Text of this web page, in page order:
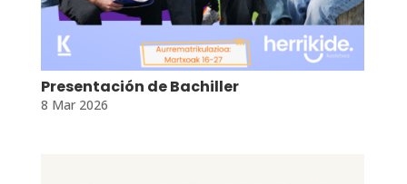
Presentación de Bachiller
8 Mar 2026